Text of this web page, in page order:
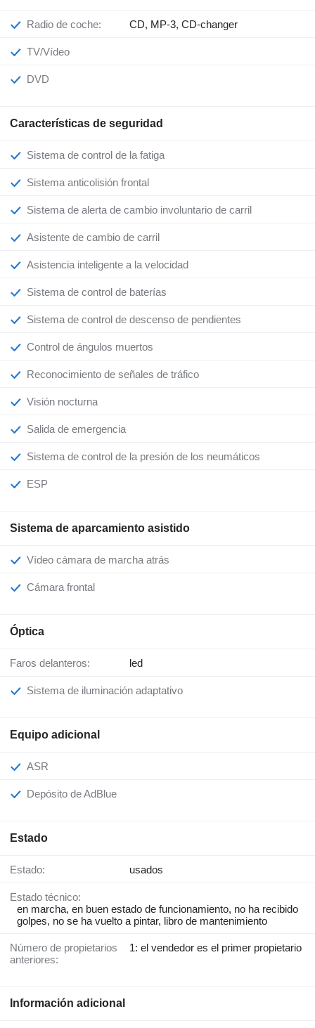
Radio de coche: CD, MP-3, CD-changer
TV/Vídeo
DVD
Características de seguridad
Sistema de control de la fatiga
Sistema anticolisión frontal
Sistema de alerta de cambio involuntario de carril
Asistente de cambio de carril
Asistencia inteligente a la velocidad
Sistema de control de baterías
Sistema de control de descenso de pendientes
Control de ángulos muertos
Reconocimiento de señales de tráfico
Visión nocturna
Salida de emergencia
Sistema de control de la presión de los neumáticos
ESP
Sistema de aparcamiento asistido
Vídeo cámara de marcha atrás
Cámara frontal
Óptica
Faros delanteros: led
Sistema de iluminación adaptativo
Equipo adicional
ASR
Depósito de AdBlue
Estado
Estado: usados
Estado técnico:
en marcha, en buen estado de funcionamiento, no ha recibido
golpes, no se ha vuelto a pintar, libro de mantenimiento
Número de propietarios
anteriores:
1: el vendedor es el primer propietario
Información adicional